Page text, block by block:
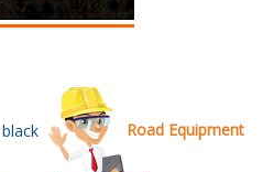
Road Equipment